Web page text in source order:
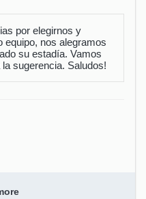
por elegirnos y
equipo, nos alegramos
su estadía. Vamos
sugerencia. Saludos!
y armónico, con todo lo